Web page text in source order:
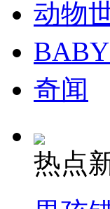
纽约上演“枕头
司机酒驾遇交
动物
奇闻
热点